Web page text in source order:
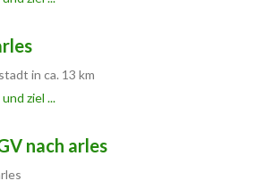
in ca. 13 km
ziel ...
nach arles